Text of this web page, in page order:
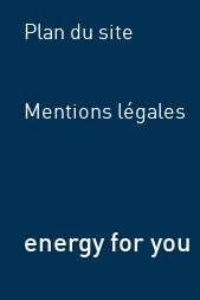
Plan du site
Mentions légales
energy for you